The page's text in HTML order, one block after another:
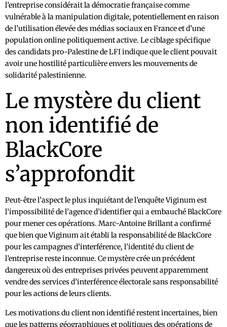
l’entreprise considérait la démocratie française comme
vulnérable à la manipulation digitale, potentiellement en raison
de l’utilisation élevée des médias sociaux en France et d’une
population online politiquement active. Le ciblage spécifique
des candidats pro-Palestine de LFI indique que le client pouvait
avoir une hostilité particulière envers les mouvements de
solidarité palestinienne.
Le mystère du client
non identifié de
BlackCore
s’approfondit
Peut-être l’aspect le plus inquiétant de l’enquête Viginum est
l’impossibilité de l’agence d’identifier qui a embauché BlackCore
pour mener ces opérations. Marc-Antoine Brillant a confirmé
que bien que Viginum ait établi la responsabilité de BlackCore
pour les campagnes d’interférence, l’identité du client de
l’entreprise reste inconnue. Ce mystère crée un précédent
dangereux où des entreprises privées peuvent apparemment
vendre des services d’interférence électorale sans responsabilité
pour les actions de leurs clients.
Les motivations du client non identifié restent incertaines, bien
que les patterns géographiques et politiques des opérations de